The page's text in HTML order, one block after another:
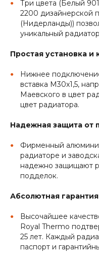
Три цвета (Белый
2200 дизайнерской
(Нидерланды))
уникальный
Простая установка и
Нижнее
вставка M30x1,5,
Маевского в цвет
цвет радиатора.
Надежная защита от
Фирменный
радиаторе и
надежно защищают
подделок.
Абсолютная
Высочайшее
Royal Thermo
25 лет. Каждый
паспорт и